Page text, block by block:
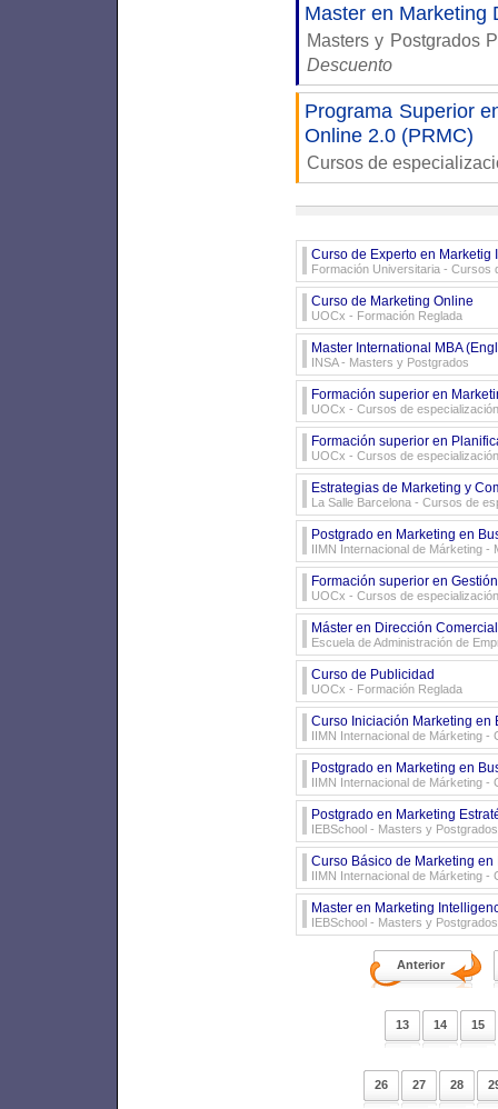
Master en Marketing
Masters y Postgrados
Descuento
Programa Superior
Online 2.0 (PRMC)
Cursos de
Curso de Experto en Marketig
Formación Universitaria - Cursos
Curso de Marketing Online
UOCx - Formación Reglada
Master International MBA
INSA- Masters y Postgrados
Formación superior en
UOCx - Cursos de especialización
Formación superior en
UOCx - Cursos de especialización
Estrategias de Marketing y
La Salle Barcelona - Cursos de
Postgrado en Marketing en
IIMN Internacional de Márketing -
Formación superior en
UOCx - Cursos de especialización
Máster en Dirección
Escuela de Administración de
Curso de Publicidad
UOCx - Formación Reglada
Curso Iniciación Marketing en
IIMN Internacional de Márketing -
Postgrado en Marketing en
IIMN Internacional de Márketing -
Postgrado en Marketing
IEBSchool - Masters y
Curso Básico de Marketing
IIMN Internacional de Márketing -
Master en Marketing
IEBSchool - Masters y Postgrados
Anterior
13 14 15
26 27 28